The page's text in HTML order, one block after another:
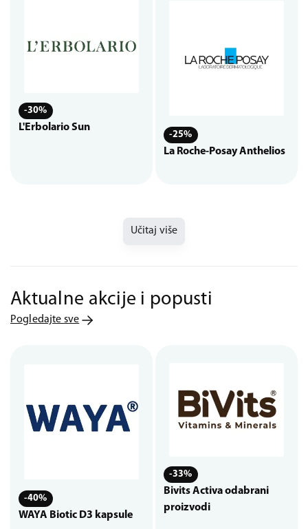
-30%
L'Erbolario Sun
-25%
La Roche-Posay Anthelios
Učitaj više
Aktualne akcije i popusti
Pogledajte sve
-40%
WAYA Biotic D3 kapsule
-33%
Bivits Activa odabrani
proizvodi